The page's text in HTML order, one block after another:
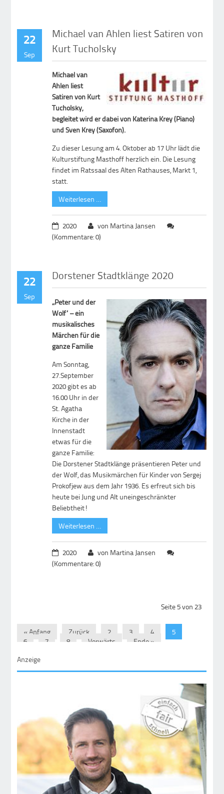
22
Sep
Michael van Ahlen liest Satiren von
Kurt Tucholsky
Michael van
Ahlen liest
Satiren von Kurt
Tucholsky,
begleitet wird er dabei von Katerina Krey (Piano)
und Sven Krey (Saxofon).
Zu dieser Lesung am 4. Oktober ab 17 Uhr lädt die
Kulturstiftung Masthoff herzlich ein. Die Lesung
findet im Ratssaal des Alten Rathauses, Markt 1,
statt.
Weiterlesen …
2020
von Martina Jansen
(Kommentare: 0)
22
Sep
Dorstener Stadtklänge 2020
„Peter und der
Wolf“ – ein
musikalisches
Märchen für die
ganze Familie
Am Sonntag,
27.September
2020 gibt es ab
16.00 Uhr in der
St. Agatha
Kirche in der
Innenstadt
etwas für die
ganze Familie:
Die Dorstener Stadtklänge präsentieren Peter und
der Wolf, das Musikmärchen für Kinder von Sergej
Prokofjew aus dem Jahr 1936. Es erfreut sich bis
heute bei Jung und Alt uneingeschränkter
Beliebtheit!
Weiterlesen …
2020
von Martina Jansen
(Kommentare: 0)
Seite 5 von 23
« Anfang Zurück 2 3 4
5
6
7 8 Vorwärts
Ende »
Anzeige